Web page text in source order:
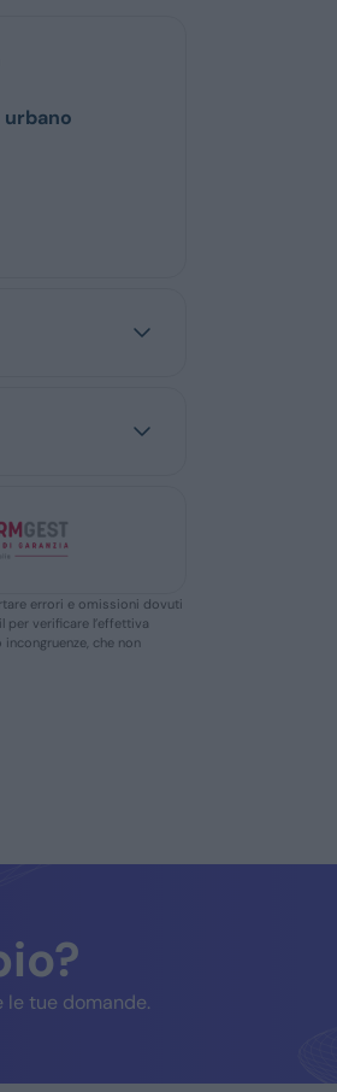
urbano
errori e omissioni dovuti
verificare l’effettiva
che non
tue domande.